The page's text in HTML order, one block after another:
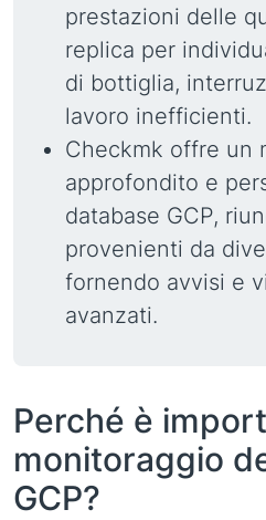
prestazioni delle
replica per
di bottiglia,
lavoro inefficienti.
Checkmk offre un
approfondito e
database GCP,
provenienti da
fornendo avvisi e
avanzati.
Perché è
monitoraggio
GCP?